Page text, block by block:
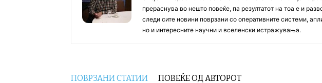
прераснува во нешто повеќе, па резултатот на тоа е и
следи сите новини поврзани со оперативните системи,
но и интересните научни и вселенски истражувања.
ПОВРЗАНИ СТАТИИ ПОВЕЌЕ ОД АВТОРОТ